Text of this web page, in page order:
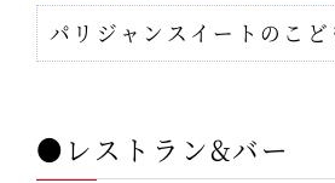
パリジャンスイートのこど
●レストラン&バー